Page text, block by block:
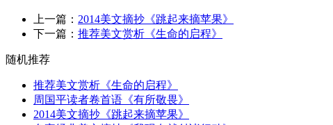
上一篇： 2014美文摘抄《跳起来摘苹果》
下一篇： 推荐美文赏析《生命的启程》
随机推荐
推荐美文赏析《生命的启程》
周国平读者卷首语《有所敬畏》
2014美文摘抄《跳起来摘苹果》